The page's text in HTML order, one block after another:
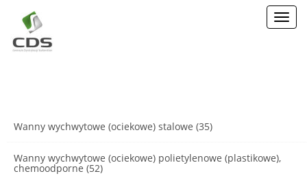
Wanny wychwytowe (ociekowe) stalowe (35)
Wanny wychwytowe (ociekowe) polietylenowe (plastikowe),
chemoodporne (52)